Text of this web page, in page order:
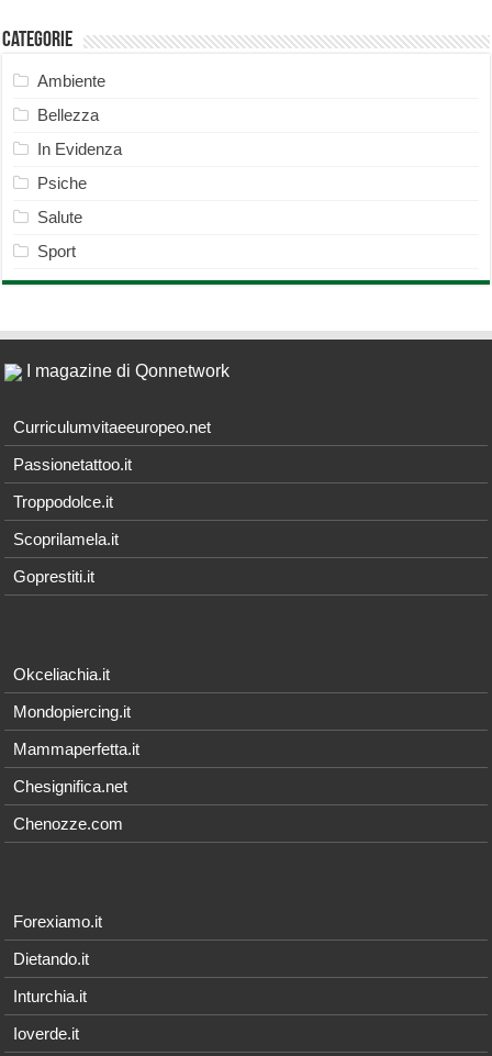
Categorie
Ambiente
Bellezza
In Evidenza
Psiche
Salute
Sport
I magazine di Qonnetwork
Curriculumvitaeeuropeo.net
Passionetattoo.it
Troppodolce.it
Scoprilamela.it
Goprestiti.it
Okceliachia.it
Mondopiercing.it
Mammaperfetta.it
Chesignifica.net
Chenozze.com
Forexiamo.it
Dietando.it
Inturchia.it
Ioverde.it